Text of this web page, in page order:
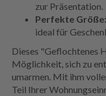
zur Präsentation.
Perfekte Größe:
ideal für
Dieses "Geflochtenes
Möglichkeit, sich zu
umarmen. Mit ihm
Teil Ihrer